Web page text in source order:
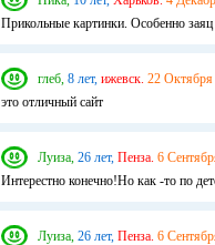
Прикольные картинки. Особенно
глеб, 8 лет, ижевск. 22 Октября
это отличный сайт
Луиза, 26 лет, Пенза. 6
Интерестно конечно!Но как -то по
Луиза, 26 лет, Пенза. 6